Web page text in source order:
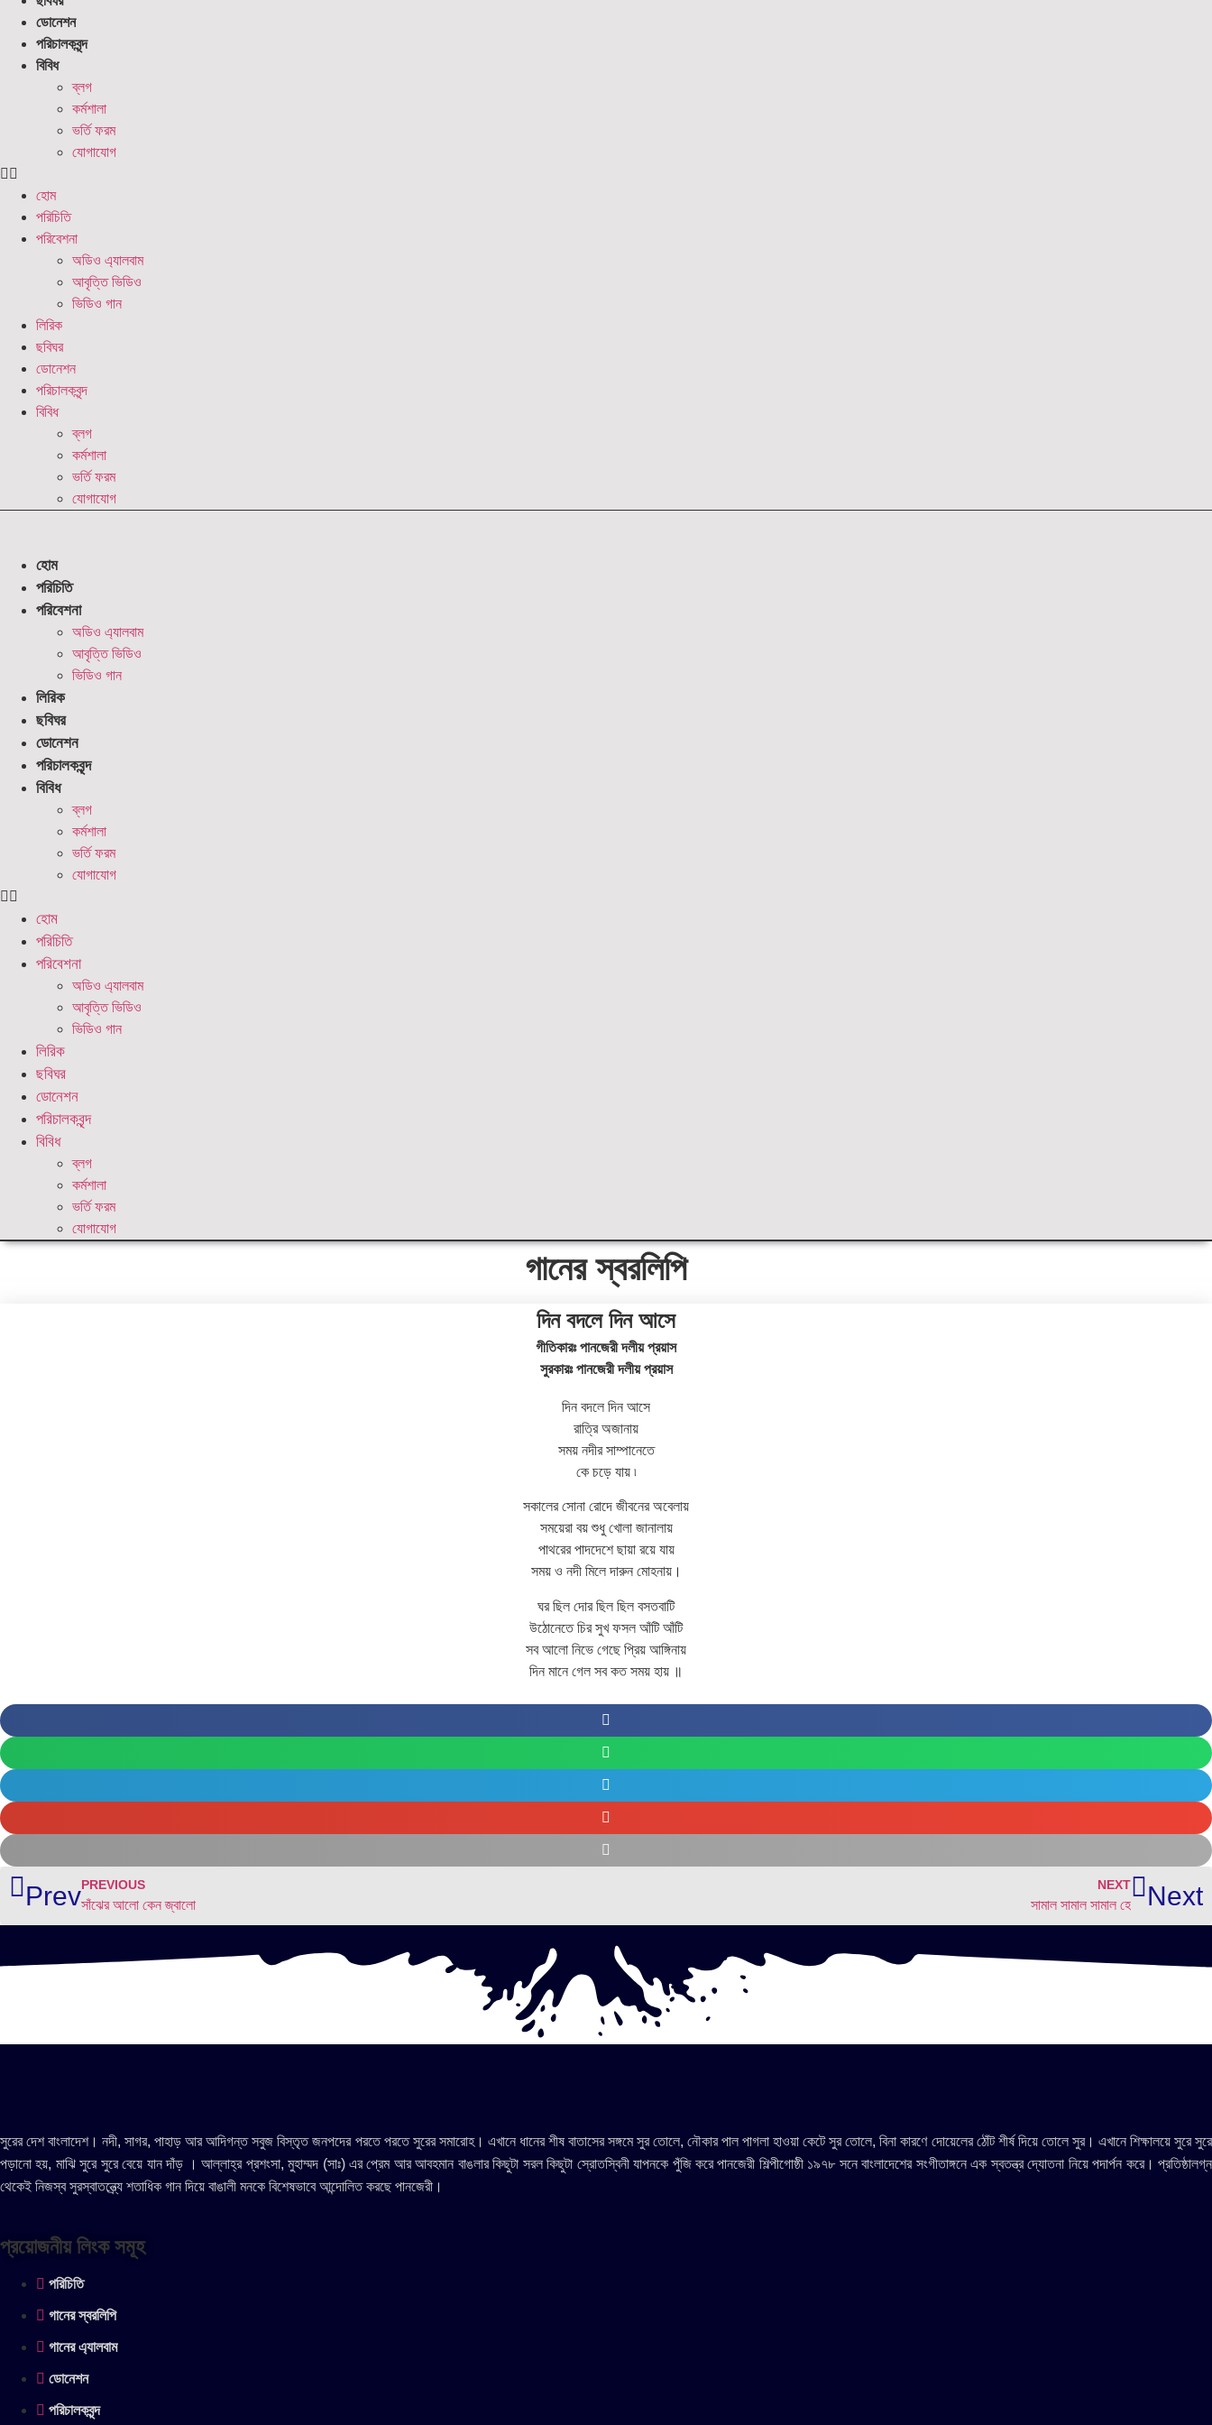
ডোনেশন
পরিচালকবৃন্দ
বিবিধ
ব্লগ
কর্মশালা
ভর্তি ফরম
যোগাযোগ
হোম
পরিচিতি
পরিবেশনা
অডিও এ্যালবাম
আবৃত্তি ভিডিও
ভিডিও গান
লিরিক
ছবিঘর
ডোনেশন
পরিচালকবৃন্দ
বিবিধ
ব্লগ
কর্মশালা
ভর্তি ফরম
যোগাযোগ
হোম
পরিচিতি
পরিবেশনা
অডিও এ্যালবাম
আবৃত্তি ভিডিও
ভিডিও গান
লিরিক
ছবিঘর
ডোনেশন
পরিচালকবৃন্দ
বিবিধ
ব্লগ
কর্মশালা
ভর্তি ফরম
যোগাযোগ
হোম
পরিচিতি
পরিবেশনা
অডিও এ্যালবাম
আবৃত্তি ভিডিও
ভিডিও গান
লিরিক
ছবিঘর
ডোনেশন
পরিচালকবৃন্দ
বিবিধ
ব্লগ
কর্মশালা
ভর্তি ফরম
যোগাযোগ
গানের স্বরলিপি
দিন বদলে দিন আসে
গীতিকারঃ পানজেরী দলীয় প্রয়াস
সুরকারঃ পানজেরী দলীয় প্রয়াস
দিন বদলে দিন আসে
রাত্রি অজানায়
সময় নদীর সাম্পানেতে
কে চড়ে যায় ৷
সকালের সোনা রোদে জীবনের অবেলায়
সময়েরা বয় শুধু খোলা জানালায়
পাথরের পাদদেশে ছায়া রয়ে যায়
সময় ও নদী মিলে দারুন মোহনায়।
ঘর ছিল দোর ছিল ছিল বসতবাটি
উঠোনেতে চির সুখ ফসল আঁটি আঁটি
সব আলো নিভে গেছে প্রিয় আঙ্গিনায়
দিন মানে গেল সব কত সময় হায় ॥
PrevPREVIOUS
সাঁঝের আলো কেন জ্বালো
NEXT
সামাল সামাল সামাল হে Next
সুরের দেশ বাংলাদেশ। নদী, সাগর, পাহাড় আর আদিগন্ত সবুজ বিস্তৃত জনপদের পরতে পরতে সুরের সমারোহ। এখানে ধানের শীষ বাতাসের সঙ্গমে সুর তোলে, নৌকার পাল পাগলা হাওয়া কেটে সুর তোলে, বিনা কারণে দোয়েলের ঠোঁট শীর্ষ দিয়ে তোলে সুর। এখানে শিক্ষালয়ে সুরে সুরে
পড়ানো হয়, মাঝি সুরে সুরে বেয়ে যান দাঁড় । আল্লাহ্র প্রশংসা, মুহাম্মদ (সাঃ) এর প্রেম আর আবহমান বাঙলার কিছুটা সরল কিছুটা স্রোতস্বিনী যাপনকে পুঁজি করে পানজেরী শিল্পীগোষ্ঠী ১৯৭৮ সনে বাংলাদেশের সংগীতাঙ্গনে এক স্বতন্ত্র দ্যোতনা নিয়ে পদার্পন করে। প্রতিষ্ঠালগ্ন
থেকেই নিজস্ব সুরস্বাতন্ত্র্যে শতাধিক গান দিয়ে বাঙালী মনকে বিশেষভাবে আন্দোলিত করছে পানজেরী।
প্রয়োজনীয় লিংক সমূহ
পরিচিতি
গানের স্বরলিপি
গানের এ্যালবাম
ডোনেশন
পরিচালকবৃন্দ